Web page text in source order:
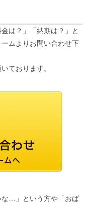
は？」「納期は？」と
ムよりお問い合わせ下
ております。
な…」という方や「おば